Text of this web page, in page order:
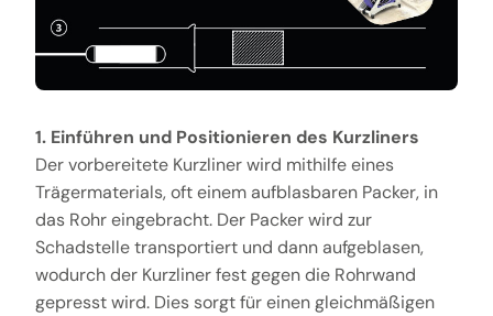
1. Einführen und Positionieren des Kurzliners
Der vorbereitete Kurzliner wird mithilfe eines
Trägermaterials, oft einem aufblasbaren Packer, in
das Rohr eingebracht. Der Packer wird zur
Schadstelle transportiert und dann aufgeblasen,
wodurch der Kurzliner fest gegen die Rohrwand
gepresst wird. Dies sorgt für einen gleichmäßigen